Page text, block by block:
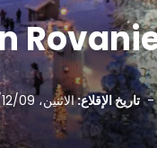
- تاريخ الإقلاع:الاثنين، 2024/12/09